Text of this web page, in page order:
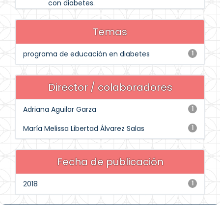
con diabetes.
Temas
1
programa de educación en diabetes
Director / colaboradores
1
Adriana Aguilar Garza
1
María Melissa Libertad Álvarez Salas
Fecha de publicación
1
2018